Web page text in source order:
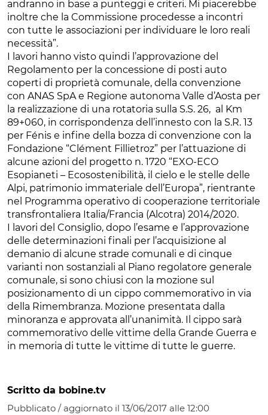
andranno in base a punteggi e criteri. Mi piacerebbe
inoltre che la Commissione procedesse a incontri
con tutte le associazioni per individuare le loro reali
necessità”.
I lavori hanno visto quindi l’approvazione del
Regolamento per la concessione di posti auto
coperti di proprietà comunale, della convenzione
con ANAS SpA e Regione autonoma Valle d’Aosta per
la realizzazione di una rotatoria sulla S.S. 26, al Km
89+060, in corrispondenza dell’innesto con la S.R. 13
per Fénis e infine della bozza di convenzione con la
Fondazione “Clément Fillietroz” per l’attuazione di
alcune azioni del progetto n. 1720 “EXO-ECO
Esopianeti – Ecosostenibilità, il cielo e le stelle delle
Alpi, patrimonio immateriale dell’Europa”, rientrante
nel Programma operativo di cooperazione territoriale
transfrontaliera Italia/Francia (Alcotra) 2014/2020.
I lavori del Consiglio, dopo l’esame e l’approvazione
delle determinazioni finali per l’acquisizione al
demanio di alcune strade comunali e di cinque
varianti non sostanziali al Piano regolatore generale
comunale, si sono chiusi con la mozione sul
posizionamento di un cippo commemorativo in via
della Rimembranza. Mozione presentata dalla
minoranza e approvata all’unanimità. Il cippo sarà
commemorativo delle vittime della Grande Guerra e
in memoria di tutte le vittime di tutte le guerre.
Scritto da bobine.tv
Pubblicato / aggiornato il 13/06/2017 alle 12:00